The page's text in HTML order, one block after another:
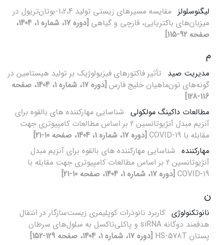
لیگنوسلولز
مقایسه مسیرهای زیستی تولید 1،2،4-بوتان‌تریول در
میزبان‌های باکتریایی، قارچی و گیاهی
[دوره 17، شماره 1، 1404،
صفحه 92-115]
م
مدیریت صید تأثیر فاکتورهای فیزیولوژیک بر تولید هیستامین در
گونه‌های تون‌ماهیان خلیج فارس
[دوره 17، شماره 1، 1404، صفحه
116-128]
مطالعات داکینگ مولکولی شناسایی مهارکننده های بالقوه برای
آنزیم مبدل آنژیوتانسین 2 بر اساس مطالعات کامپیوتری جهت
مقابله با COVID-19
[دوره 17، شماره 1، 1404، صفحه 10-21]
مهارکننده شناسایی مهارکننده های بالقوه برای آنزیم مبدل
آنژیوتانسین 2 بر اساس مطالعات کامپیوتری جهت مقابله با
COVID-19 [دوره 17، شماره 1، 1404، صفحه 10-21]
ن
نانوتکنولوژی کاربرد نانوذرات کوپلیمری زیست‌سازگار در انتقال
هدفمند دوگانه siRNA و پاکلی‌تاکسل به سلول‌های سرطان
پستان HS-578T
[دوره 17، شماره 1، 1404، صفحه 129-152]